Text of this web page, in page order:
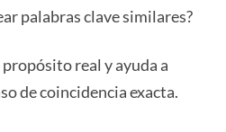
palabras clave similares?
propósito real y ayuda a
de coincidencia exacta.